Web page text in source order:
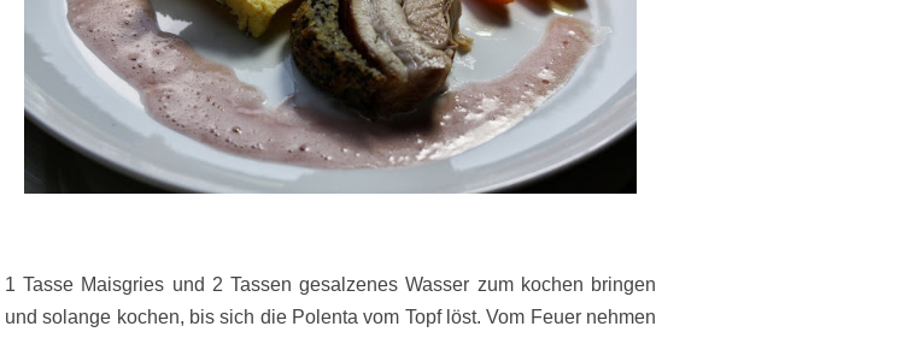
1 Tasse Maisgries und 2 Tassen gesalzenes Wasser zum kochen bringen
und solange kochen, bis sich die Polenta vom Topf löst. Vom Feuer nehmen